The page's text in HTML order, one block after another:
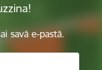
savā e-pastā.